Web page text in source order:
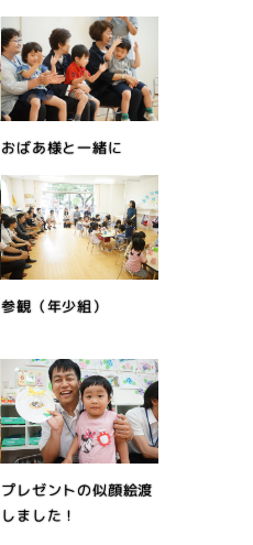
おばあ様と一緒に
参観（年少組）
プレゼントの似顔絵渡
しました！